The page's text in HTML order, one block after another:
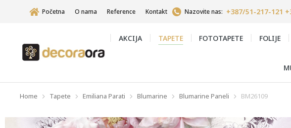
Početna O nama Reference Kontakt Nazovite nas: +387/51-217-121
AKCIJA TAPETE FOTOTAPETE FOLIJE
You are here:
Home Tapete Emiliana Parati Blumarine Blumarine Paneli BM26109